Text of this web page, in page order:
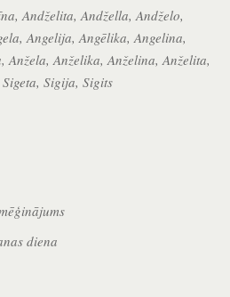
, Andželita, Andžella, Andželo,
, Angelija, Angēlika, Angelina,
, Anžela, Anželika, Anželina, Anželita,
Sigeta, Sigija, Sigits
diena